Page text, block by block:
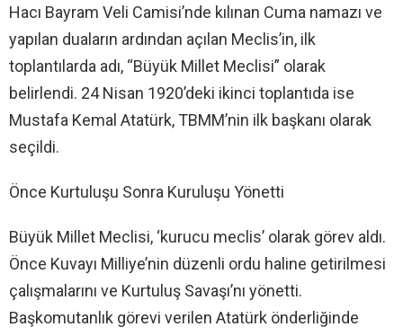
Hacı Bayram Veli Camisi’nde kılınan Cuma namazı ve
yapılan duaların ardından açılan Meclis’in, ilk
toplantılarda adı, “Büyük Millet Meclisi” olarak
belirlendi. 24 Nisan 1920’deki ikinci toplantıda ise
Mustafa Kemal Atatürk, TBMM’nin ilk başkanı olarak
seçildi.
Önce Kurtuluşu Sonra Kuruluşu Yönetti
Büyük Millet Meclisi, ‘kurucu meclis’ olarak görev aldı.
Önce Kuvayı Milliye’nin düzenli ordu haline getirilmesi
çalışmalarını ve Kurtuluş Savaşı’nı yönetti.
Başkomutanlık görevi verilen Atatürk önderliğinde